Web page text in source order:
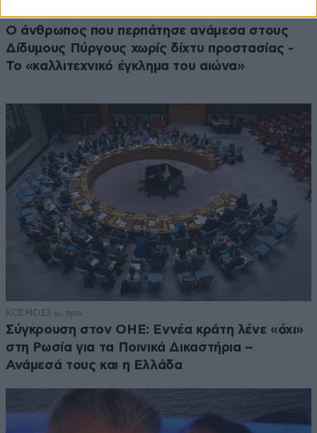
Ο άνθρωπος που περπάτησε ανάμεσα στους
Δίδυμους Πύργους χωρίς δίχτυ προστασίας -
Το «καλλιτεχνικό έγκλημα του αιώνα»
ΚΟΣΜΟΣ3 ω. πριν
Σύγκρουση στον ΟΗΕ: Εννέα κράτη λένε «όχι»
στη Ρωσία για τα Ποινικά Δικαστήρια –
Ανάμεσά τους και η Ελλάδα